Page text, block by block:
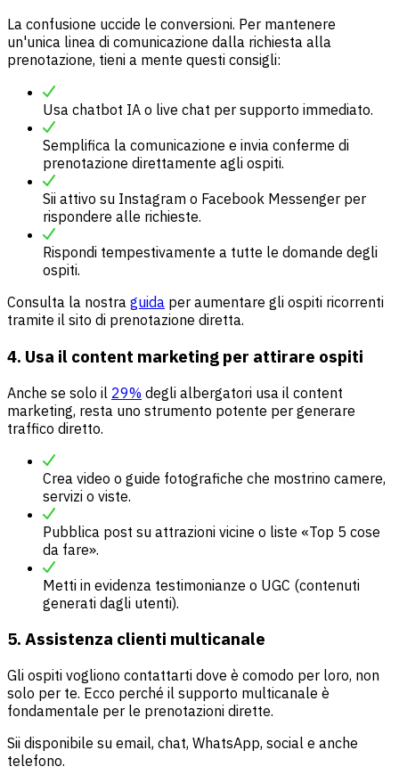
La confusione uccide le conversioni. Per mantenere
un'unica linea di comunicazione dalla richiesta alla
prenotazione, tieni a mente questi consigli:
Usa chatbot IA o live chat per supporto immediato.
Semplifica la comunicazione e invia conferme di
prenotazione direttamente agli ospiti.
Sii attivo su Instagram o Facebook Messenger per
rispondere alle richieste.
Rispondi tempestivamente a tutte le domande degli
ospiti.
Consulta la nostra guida per aumentare gli ospiti ricorrenti
tramite il sito di prenotazione diretta.
4. Usa il content marketing per attirare ospiti
Anche se solo il 29% degli albergatori usa il content
marketing, resta uno strumento potente per generare
traffico diretto.
Crea video o guide fotografiche che mostrino camere,
servizi o viste.
Pubblica post su attrazioni vicine o liste «Top 5 cose
da fare».
Metti in evidenza testimonianze o UGC (contenuti
generati dagli utenti).
5. Assistenza clienti multicanale
Gli ospiti vogliono contattarti dove è comodo per loro, non
solo per te. Ecco perché il supporto multicanale è
fondamentale per le prenotazioni dirette.
Sii disponibile su email, chat, WhatsApp, social e anche
telefono.